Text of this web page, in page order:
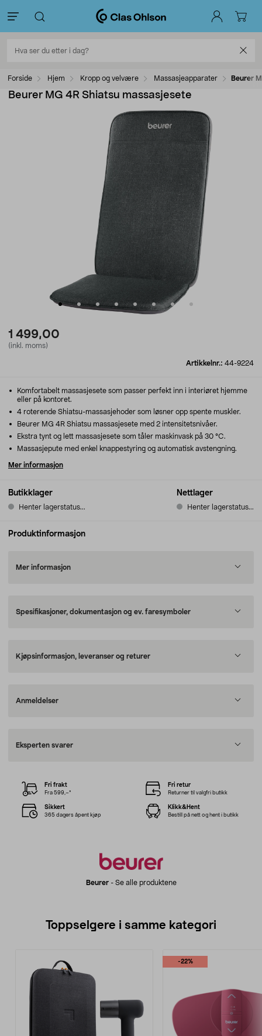
Forside Hjem Kropp og velvære Massasjeapparater Beurer
Beurer MG 4R Shiatsu massasjesete
1 499,00
(inkl. moms)
Artikkelnr.: 44-9224
Butikklager
Henter lagerstatus...
Nettlager
Henter lagerstatus...
Komfortabelt massasjesete som passer perfekt inn i interiøret hjemme
eller på kontoret.
4 roterende Shiatsu-massasjehoder som løsner opp spente muskler.
Beurer MG 4R Shiatsu massasjesete med 2 intensitetsnivåer.
Ekstra tynt og lett massasjesete som tåler maskinvask på 30 °C.
Massasjepute med enkel knappestyring og automatisk avstengning.
Mer informasjon
Produktinformasjon
Mer informasjon
Spesifikasjoner, dokumentasjon og ev. faresymboler
Kjøpsinformasjon, leveranser og returer
Anmeldelser
Eksperten svarer
Beurer- Se alle produktene
Fri frakt
Fra 599,–*
Fri retur
Returner til valgfri butikk
Sikkert
365 dagers åpent kjøp
Klikk&Hent
Bestill på nett og hent i butikk
Toppselgere i samme kategori
-22%